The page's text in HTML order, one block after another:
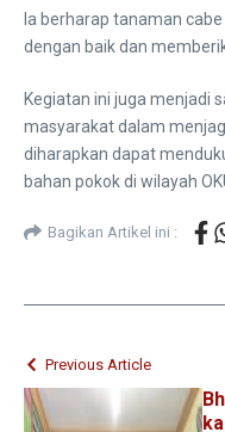
Ia berharap tanaman
dengan baik dan
Kegiatan ini juga menjadi
masyarakat dalam
diharapkan dapat
bahan pokok di wilayah
Bagikan Artikel ini :
Previous Article